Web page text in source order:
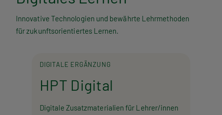
Innovative Technologien und bewährte Lehrmethoden
für zukunftsorientiertes Lernen.
DIGITALE ERGÄNZUNG
HPT Digital
Digitale Zusatzmaterialien für Lehrer/innen